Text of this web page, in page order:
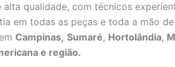
qualidade, com técnicos
em todas as peças e toda a mão
Campinas, Sumaré, Hortolândia,
e região.